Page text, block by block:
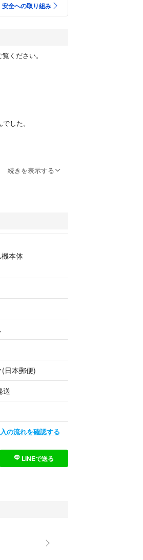
安全への取り組み
ください。
した。
「Dragon Ball Z: B
一冊です。アニメ
唯一無二の「体
ぜひお手元に。
書ともに比較的良好
、快適にプレイして
い程度の傷がある
保っています。
続きを表示する
本体
日本郵便)
送
の流れを確認する
LINEで送る